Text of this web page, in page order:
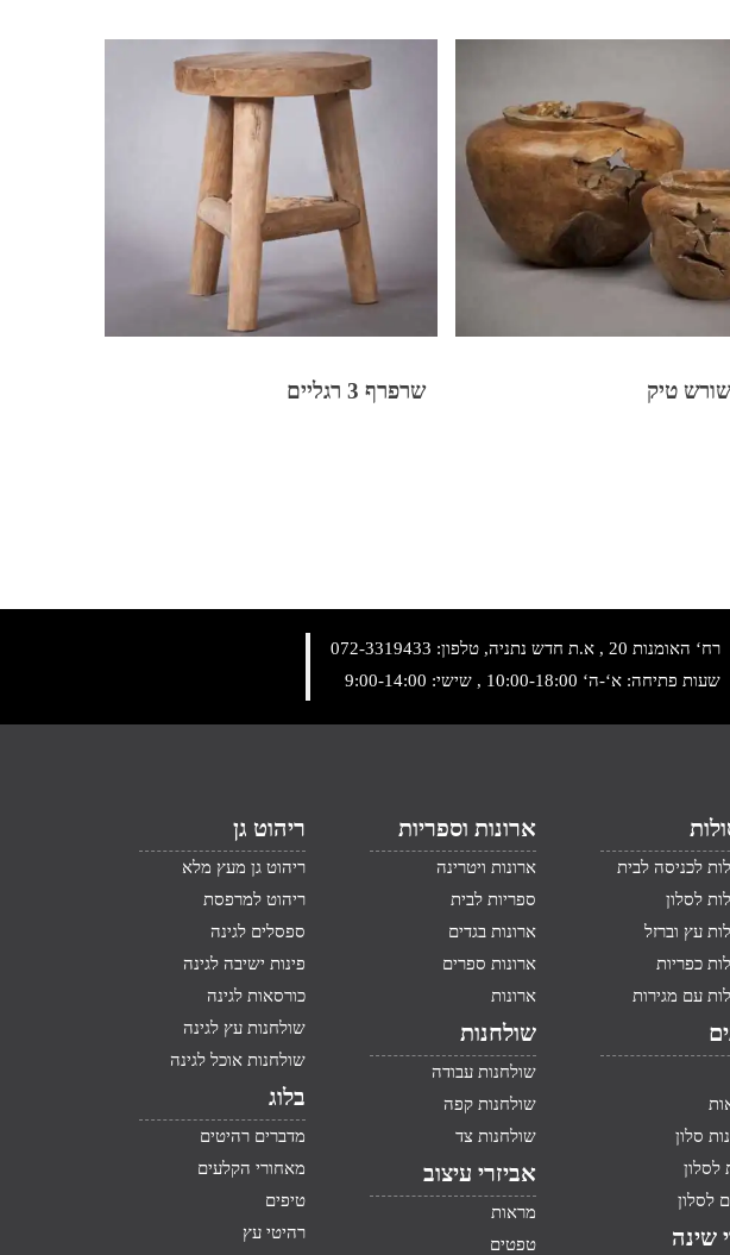
טיק שרפרף 3 רגליים
רח‘ האומנות 20 , א.ת חדש נתניה, טלפון:
072-3319433
שעות פתיחה: א‘-ה‘ 10:00-18:00 , שישי: 9:00-14:00
לכניסה לבית
לסלון
עץ וברזל
כפריות
עם מגירות
סלון
לסלון
לסלון
שינה
ארונות וספריות
ארונות ויטרינה
ספריות לבית
ארונות בגדים
ארונות ספרים
ארונות
שולחנות
שולחנות עבודה
שולחנות קפה
שולחנות צד
אביזרי עיצוב
מראות
טפטים
ריהוט גן
ריהוט גן מעץ מלא
ריהוט למרפסת
ספסלים לגינה
פינות ישיבה לגינה
כורסאות לגינה
שולחנות עץ לגינה
שולחנות אוכל לגינה
בלוג
מדברים רהיטים
מאחורי הקלעים
טיפים
רהיטי עץ